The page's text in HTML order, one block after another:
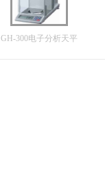
GH-300电子分析天平